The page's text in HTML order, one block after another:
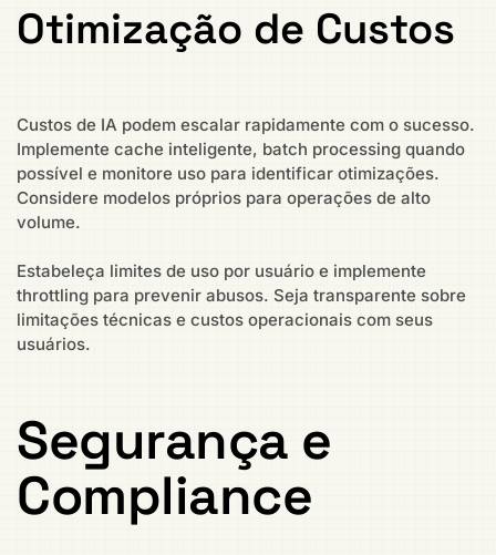
Otimização de Custos
Custos de IA podem escalar rapidamente com o sucesso.
Implemente cache inteligente, batch processing quando
possível e monitore uso para identificar otimizações.
Considere modelos próprios para operações de alto
volume.
Estabeleça limites de uso por usuário e implemente
throttling para prevenir abusos. Seja transparente sobre
limitações técnicas e custos operacionais com seus
usuários.
Segurança e
Compliance